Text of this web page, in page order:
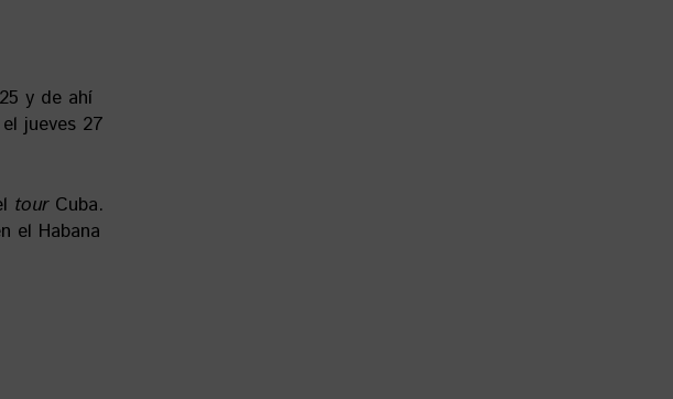
y de ahí
jueves 27
tourCuba.
el Habana